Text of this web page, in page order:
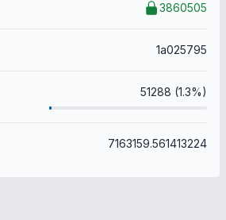
3860505
1a025795
51288 (1.3%)
7163159.561413224